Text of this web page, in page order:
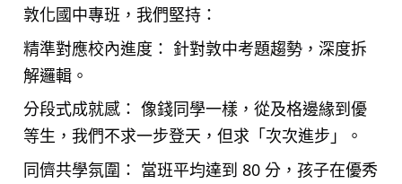
敦化國中專班，我們堅持：
精準對應校內進度： 針對敦中考題趨勢，深度拆
解邏輯。
分段式成就感： 像錢同學一樣，從及格邊緣到優
等生，我們不求一步登天，但求「次次進步」。
同儕共學氛圍： 當班平均達到 80 分，孩子在優秀